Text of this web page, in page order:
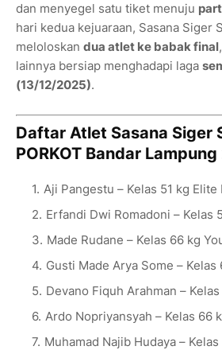
dan menyegel satu tiket menuju
hari kedua kejuaraan, Sasana Siger
meloloskan dua atlet ke babak final
lainnya bersiap menghadapi laga
(13/12/2025).
Daftar Atlet Sasana Siger
PORKOT Bandar
Aji Pangestu – Kelas 51 kg Elite
Erfandi Dwi Romadoni – Kelas
Made Rudane – Kelas 66 kg
Gusti Made Arya Some – Kelas
Devano Fiquh Arahman –
Ardo Nopriyansyah – Kelas 66
Muhamad Najib Hudaya –